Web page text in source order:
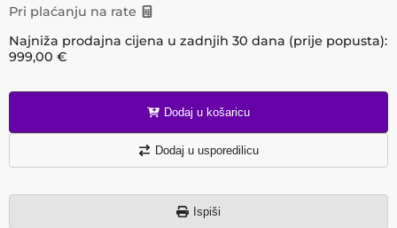
Pri plaćanju na rate
Najniža prodajna cijena u zadnjih 30 dana (prije popusta):
999,00 €
Dodaj u košaricu
Dodaj u usporedilicu
Ispiši